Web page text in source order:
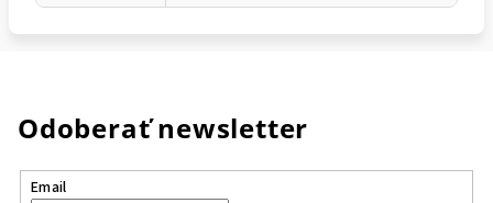
Odoberať newsletter
Email